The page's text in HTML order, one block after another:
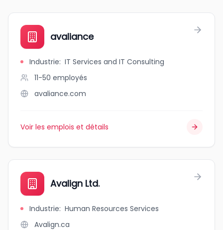
avaliance
Industrie: IT Services and IT Consulting
11-50 employés
avaliance.com
Voir les emplois et détails
Avalign Ltd.
Industrie: Human Resources Services
Avalign.ca